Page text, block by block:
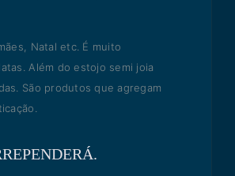
Natal etc. É muito
Além do estojo semi joia
São produtos que agregam